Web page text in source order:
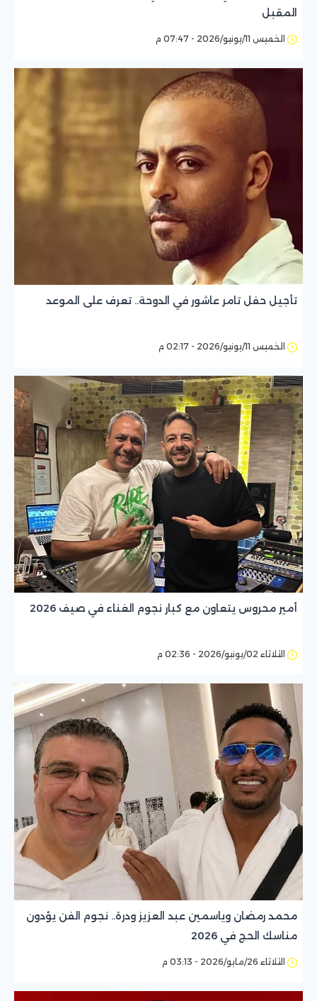
المقبل
الخميس 11/يونيو/2026 - 07:47 م
تأجيل حفل تامر عاشور في الدوحة.. تعرف على الموعد
الخميس 11/يونيو/2026 - 02:17 م
أمير محروس يتعاون مع كبار نجوم الغناء في صيف 2026
الثلاثاء 02/يونيو/2026 - 02:36 م
محمد رمضان وياسمين عبد العزيز ودرة.. نجوم الفن يؤدون
مناسك الحج في 2026
الثلاثاء 26/مايو/2026 - 03:13 م